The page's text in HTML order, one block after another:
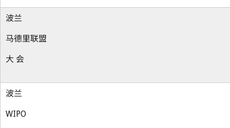
波兰
马德里联盟
大 会
波兰
WIPO